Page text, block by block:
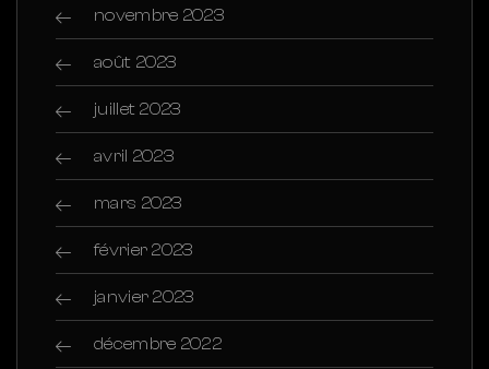
novembre 2023
août 2023
juillet 2023
avril 2023
mars 2023
février 2023
janvier 2023
décembre 2022